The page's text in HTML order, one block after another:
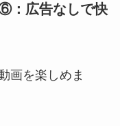
： 広告なしで快
画を楽しめま